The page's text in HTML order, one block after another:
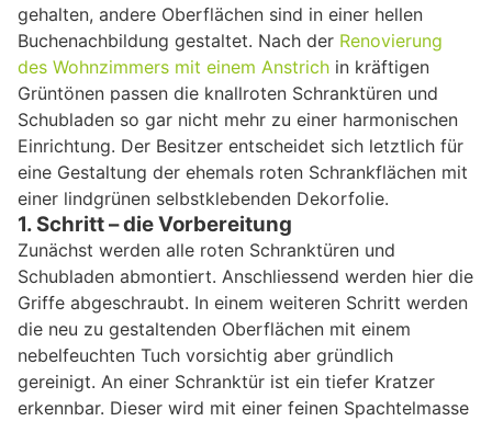
gehalten, andere Oberflächen sind in einer hellen
Buchenachbildung gestaltet. Nach der Renovierung
des Wohnzimmers mit einem Anstrich in kräftigen
Grüntönen passen die knallroten Schranktüren und
Schubladen so gar nicht mehr zu einer harmonischen
Einrichtung. Der Besitzer entscheidet sich letztlich für
eine Gestaltung der ehemals roten Schrankflächen mit
einer lindgrünen selbstklebenden Dekorfolie.
1. Schritt – die Vorbereitung
Zunächst werden alle roten Schranktüren und
Schubladen abmontiert. Anschliessend werden hier die
Griffe abgeschraubt. In einem weiteren Schritt werden
die neu zu gestaltenden Oberflächen mit einem
nebelfeuchten Tuch vorsichtig aber gründlich
gereinigt. An einer Schranktür ist ein tiefer Kratzer
erkennbar. Dieser wird mit einer feinen Spachtelmasse